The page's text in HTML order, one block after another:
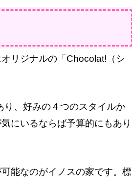
リジナルの「Chocolat!（シ
、好みの４つのスタイルか
にいるならば予算的にもあり
能なのがイノスの家です。標